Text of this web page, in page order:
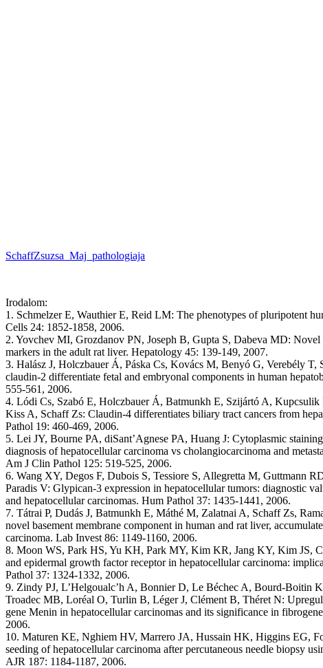
SchaffZsuzsa_Maj_pathologiaja
Irodalom:
1. Schmelzer E, Wauthier E, Reid LM: The phenotypes of pluripotent
Cells 24: 1852-1858, 2006.
2. Yovchev MI, Grozdanov PN, Joseph B, Gupta S, Dabeva MD: Novel
markers in the adult rat liver. Hepatology 45: 139-149, 2007.
3. Halász J, Holczbauer Á, Páska Cs, Kovács M, Benyó G, Verebély T,
claudin-2 differentiate fetal and embryonal components in human
555-561, 2006.
4. Lódi Cs, Szabó E, Holczbauer Á, Batmunkh E, Szijártó A,
Kiss A, Schaff Zs: Claudin-4 differentiates biliary tract cancers from
Pathol 19: 460-469, 2006.
5. Lei JY, Bourne PA, diSant’Agnese PA, Huang J: Cytoplasmic
diagnosis of hepatocellular carcinoma vs cholangiocarcinoma and
Am J Clin Pathol 125: 519-525, 2006.
6. Wang XY, Degos F, Dubois S, Tessiore S, Allegretta M, Guttmann
Paradis V: Glypican-3 expression in hepatocellular tumors: diagnostic
and hepatocellular carcinomas. Hum Pathol 37: 1435-1441, 2006.
7. Tátrai P, Dudás J, Batmunkh E, Máthé M, Zalatnai A, Schaff Zs,
novel basement membrane component in human and rat liver,
carcinoma. Lab Invest 86: 1149-1160, 2006.
8. Moon WS, Park HS, Yu KH, Park MY, Kim KR, Jang KY, Kim JS,
and epidermal growth factor receptor in hepatocellular carcinoma:
Pathol 37: 1324-1332, 2006.
9. Zindy PJ, L’Helgoualc’h A, Bonnier D, Le Béchec A, Bourd-Boitin
Troadec MB, Loréal O, Turlin B, Léger J, Clément B, Théret N:
gene Menin in hepatocellular carcinomas and its significance in
2006.
10. Maturen KE, Nghiem HV, Marrero JA, Hussain HK, Higgins EG,
seeding of hepatocellular carcinoma after percutaneous needle biopsy
AJR 187: 1184-1187, 2006.